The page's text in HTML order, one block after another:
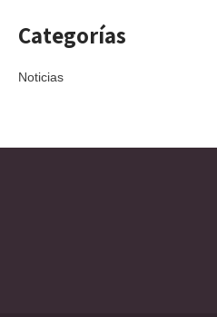
Categorías
Noticias